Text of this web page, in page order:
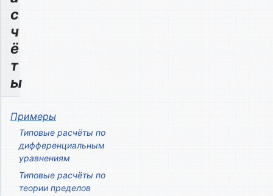
с
ч
ё
т
ы
Примеры
Типовые расчёты по
дифференциальным
уравнениям
Типовые расчёты по
теории пределов